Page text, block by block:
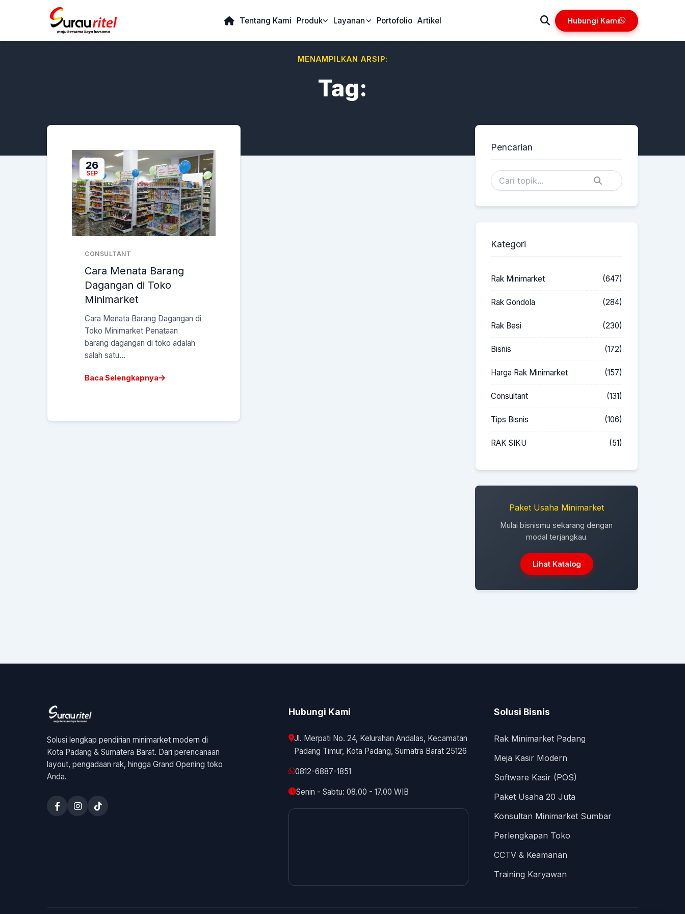
Tentang Kami Produk Layanan Portofolio Artikel Hubungi Kami
MENAMPILKAN ARSIP:
Tag:
26
SEP
CONSULTANT
Cara Menata Barang
Dagangan di Toko
Minimarket
Cara Menata Barang Dagangan di
Toko Minimarket Penataan
barang dagangan di toko adalah
salah satu...
Baca Selengkapnya
Pencarian
Kategori
Rak Minimarket (647)
Rak Gondola (284)
Rak Besi (230)
Bisnis (172)
Harga Rak Minimarket (157)
Consultant (131)
Tips Bisnis (106)
RAK SIKU (51)
Paket Usaha Minimarket
Mulai bisnismu sekarang dengan
modal terjangkau.
Lihat Katalog
Solusi lengkap pendirian minimarket modern di
Kota Padang & Sumatera Barat. Dari perencanaan
layout, pengadaan rak, hingga Grand Opening toko
Anda.
Hubungi Kami
Jl. Merpati No. 24, Kelurahan Andalas, Kecamatan
Padang Timur, Kota Padang, Sumatra Barat 25126
0812-6887-1851
Senin - Sabtu: 08.00 - 17.00 WIB
Solusi Bisnis
Rak Minimarket Padang
Meja Kasir Modern
Software Kasir (POS)
Paket Usaha 20 Juta
Konsultan Minimarket Sumbar
Perlengkapan Toko
CCTV & Keamanan
Training Karyawan